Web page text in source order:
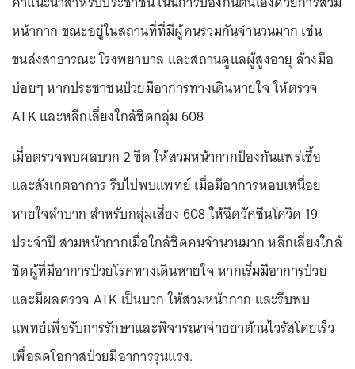
หน้ากาก ขณะอยู่ในสถานที่ที่มีผู้คนรวมกันจำนวนมาก เช่น
ขนส่งสาธารณะ โรงพยาบาล และสถานดูแลผู้สูงอายุ ล้างมือ
บ่อยๆ หากประชาชนป่วยมีอาการทางเดินหายใจ ให้ตรวจ
ATK และหลีกเลี่ยงใกล้ชิดกลุ่ม 608
เมื่อตรวจพบผลบวก 2 ขีด ให้สวมหน้ากากป้องกันแพร่เชื้อ
และสังเกตอาการ รีบไปพบแพทย์ เมื่อมีอาการหอบเหนื่อย
หายใจลำบาก สำหรับกลุ่มเสี่ยง 608 ให้ฉีดวัคซีนโควิด 19
ประจำปี สวมหน้ากากเมื่อใกล้ชิดคนจำนวนมาก หลีกเลี่ยงใกล้
ชิดผู้ที่มีอาการป่วยโรคทางเดินหายใจ หากเริ่มมีอาการป่วย
และมีผลตรวจ ATK เป็นบวก ให้สวมหน้ากาก และรีบพบ
แพทย์เพื่อรับการรักษาและพิจารณาจ่ายยาต้านไวรัสโดยเร็ว
เพื่อลดโอกาสป่วยมีอาการรุนแรง.